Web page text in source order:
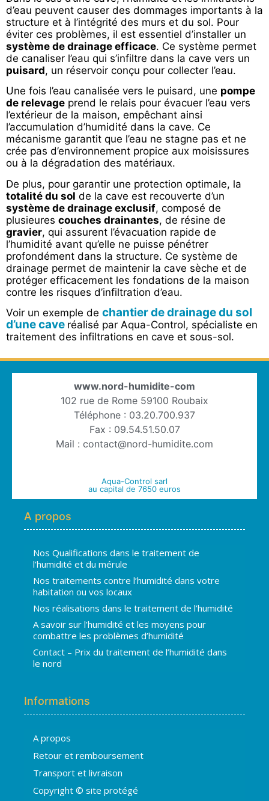
d’eau peuvent causer des dommages importants à la
structure et à l’intégrité des murs et du sol. Pour
éviter ces problèmes, il est essentiel d’installer un
système de drainage efficace. Ce système permet
de canaliser l’eau qui s’infiltre dans la cave vers un
puisard, un réservoir conçu pour collecter l’eau.
Une fois l’eau canalisée vers le puisard, une pompe
de relevage prend le relais pour évacuer l’eau vers
l’extérieur de la maison, empêchant ainsi
l’accumulation d’humidité dans la cave. Ce
mécanisme garantit que l’eau ne stagne pas et ne
crée pas d’environnement propice aux moisissures
ou à la dégradation des matériaux.
De plus, pour garantir une protection optimale, la
totalité du sol de la cave est recouverte d’un
système de drainage exclusif, composé de
plusieures couches drainantes, de résine de
gravier, qui assurent l’évacuation rapide de
l’humidité avant qu’elle ne puisse pénétrer
profondément dans la structure. Ce système de
drainage permet de maintenir la cave sèche et de
protéger efficacement les fondations de la maison
contre les risques d’infiltration d’eau.
Voir un exemple de chantier de drainage du sol
d’une cave réalisé par Aqua-Control, spécialiste en
traitement des infiltrations en cave et sous-sol.
www.nord-humidite-com
102 rue de Rome 59100 Roubaix
Téléphone : 03.20.700.937
Fax : 09.54.51.50.07
Mail : contact@nord-humidite.com
Aqua-Control sarl
au capital de 7650 euros
A propos
Nos Qualifications dans le traitement de
l’humidité et du mérule
Nos traitements contre l’humidité dans votre
habitation ou vos locaux
Nos réalisations dans le traitement de l’humidité
A savoir sur l’humidité et les moyens pour
combattre les problèmes d’humidité
Contact – Prix du traitement de l’humidité dans
le nord
Informations
A propos
Retour et remboursement
Transport et livraison
Copyright © site protégé
En ligne · répond en quelques secondes
👋 Bonjour ! Je suis